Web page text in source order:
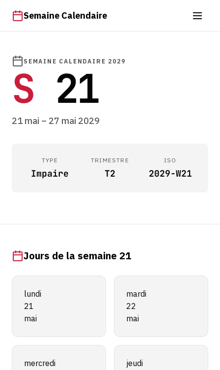
Semaine Calendaire
SEMAINE CALENDAIRE 2029
S21
21 mai – 27 mai 2029
TYPE
Impaire
TRIMESTRE
T2
ISO
2029-W21
Jours de la semaine 21
lundi
21
mai
mardi
22
mai
mercredi
jeudi